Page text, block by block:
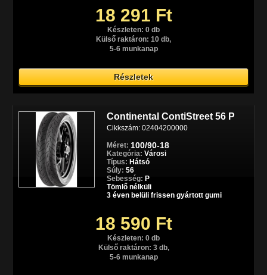
18 291 Ft
Készleten: 0 db
Külső raktáron: 10 db,
5-6 munkanap
Részletek
Continental ContiStreet 56 P
Cikkszám: 02404200000
Méret: 100/90-18
Kategória: Városi
Típus: Hátsó
Súly: 56
Sebesség: P
Tömlő nélküli
3 éven belüli frissen gyártott gumi
18 590 Ft
Készleten: 0 db
Külső raktáron: 3 db,
5-6 munkanap